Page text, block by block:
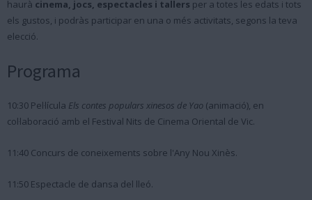
haurà cinema, jocs, espectacles i tallers per a totes les edats i tots
els gustos, i podràs participar en una o més activitats, segons la teva
elecció.
Programa
10:30 Pel·lícula Els contes populars xinesos de Yao (animació), en
col·laboració amb el Festival Nits de Cinema Oriental de Vic.
11:40 Concurs de coneixements sobre l'Any Nou Xinès.
11:50 Espectacle de dansa del lleó.